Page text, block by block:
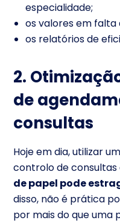
especialidade;
os valores em falta
os relatórios de
2.
de
consultas
Hoje em dia, utilizar
controlo de consultas
de papel pode
disso, não é prática
por mais do que uma